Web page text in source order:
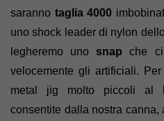
saranno taglia 4000
uno shock leader di nylon
legheremo uno snap che ci
velocemente gli artificiali.
metal jig molto piccoli al
consentite dalla nostra canna,